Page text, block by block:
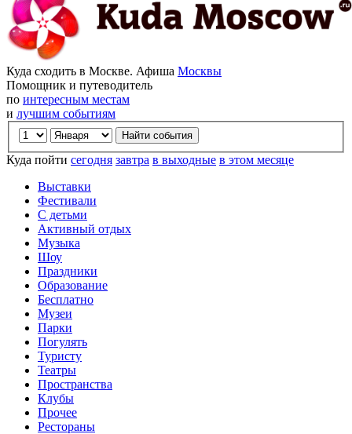
Куда сходить в Москве. Афиша Москвы
Помощник и путеводитель
по интересным местам
и лучшим событиям
Куда пойти сегодня завтра в выходные в этом месяце
Выставки
Фестивали
С детьми
Активный отдых
Музыка
Шоу
Праздники
Образование
Бесплатно
Музеи
Парки
Погулять
Туристу
Театры
Пространства
Клубы
Прочее
Рестораны